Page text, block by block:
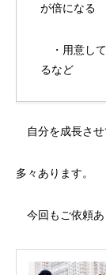
が倍になる
・用意し
るなど
自分を成長させ
多々あります。
今回もご依頼あ